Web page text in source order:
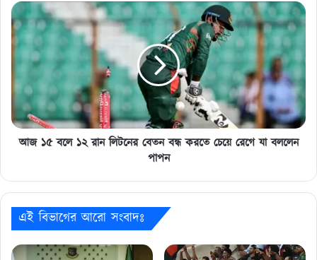
আজ
১৫
বলে
১২
রান
লিটনের
বেতন
বন্ধ
করতে
চেয়ে
বললেন
আজ ১৫ বলে ১২ রান লিটনের বেতন বন্ধ করতে চেয়ে রেগে যা বললেন
পাপন
এই বিভাগের আরো সংবাদঃ